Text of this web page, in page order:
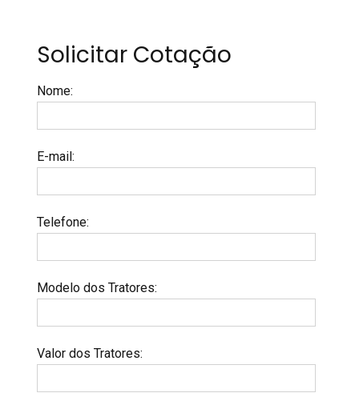
Solicitar Cotação
Nome:
E-mail:
Telefone:
Modelo dos Tratores:
Valor dos Tratores: